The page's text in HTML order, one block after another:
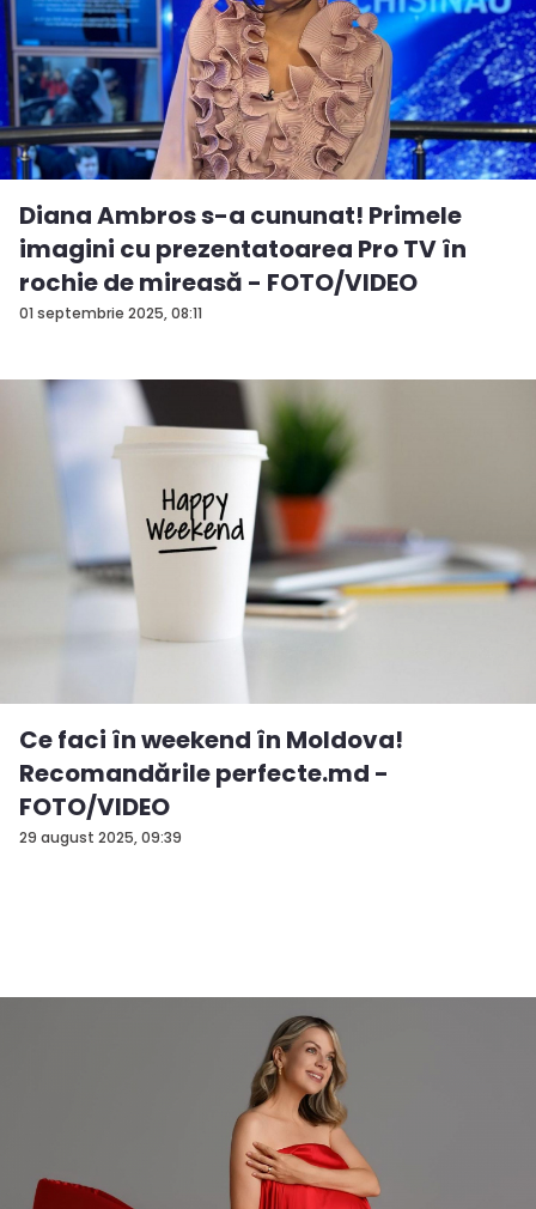
01 septembrie 2025, 08:11
Diana Ambros s-a cununat! Primele
imagini cu prezentatoarea Pro TV în
rochie de mireasă - FOTO/VIDEO
29 august 2025, 09:39
Ce faci în weekend în Moldova!
Recomandările perfecte.md -
FOTO/VIDEO